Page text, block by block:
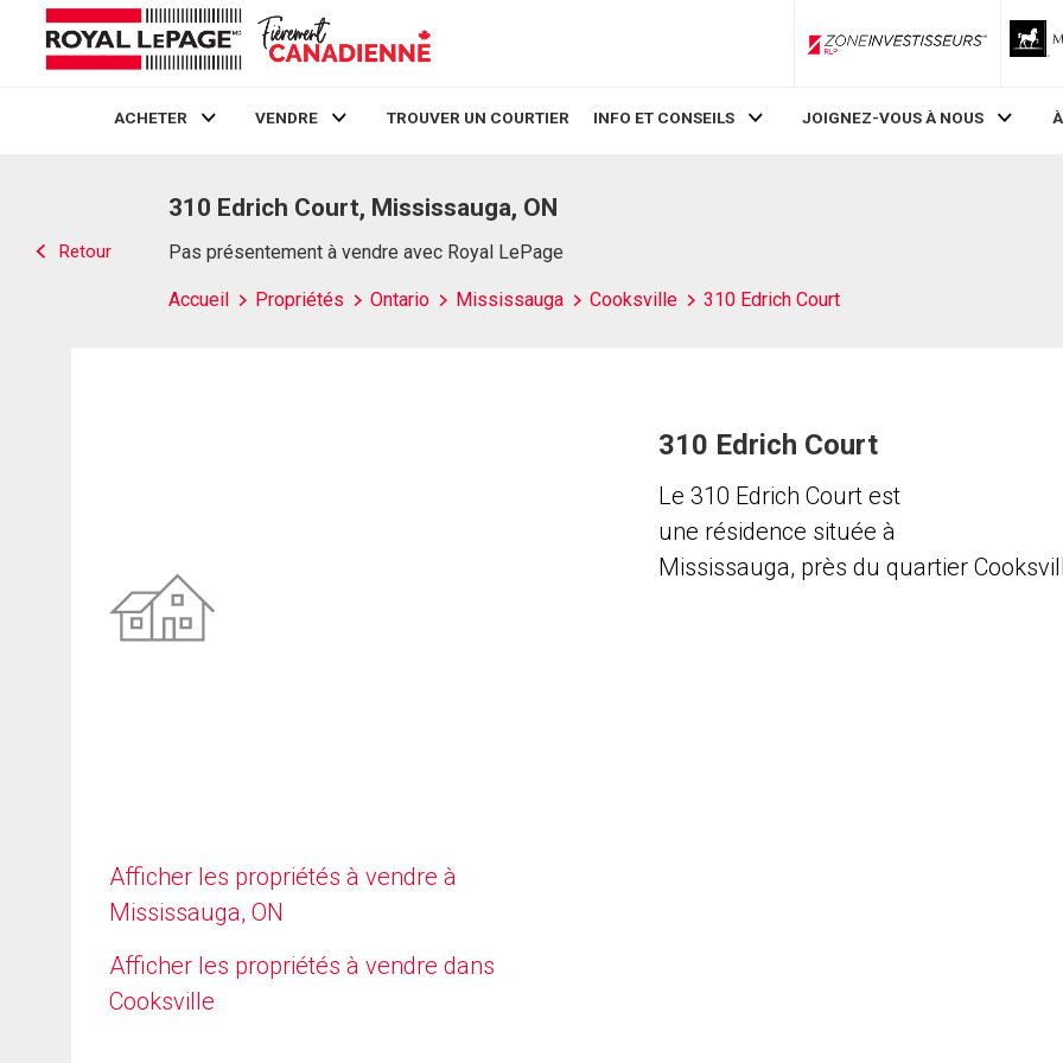
ZoneInvestisseurs RLP
ACHETER VENDRE TROUVER UN COURTIER INFO ET CONSEILS JOIGNEZ-VOUS À NOUS
Retour
310 Edrich Court, Mississauga, ON
Pas présentement à vendre avec Royal LePage
Accueil Propriétés Ontario Mississauga Cooksville 310 Edrich Court
Afficher les propriétés à vendre à
Mississauga, ON
Afficher les propriétés à vendre dans
Cooksville
310 Edrich Court
Le 310 Edrich Court est
une résidence située à
Mississauga, près du quartier